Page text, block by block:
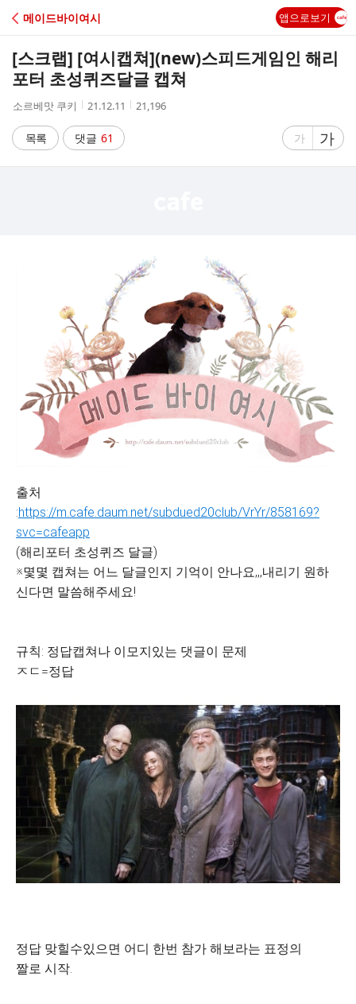
C
A
메이드바이여시 앱으로보기
[스크랩] [여시캡쳐](new)스피드게임인 해리
포터 초성퀴즈달글 캡쳐
작
자
소르베맛 쿠키
작
시
간
21.12.11
조
21,196
목록 댓글 61
글
가
글
자
가
출처
:https://m.cafe.daum.net/subdued20club/VrYr/858169?
svc=cafeapp
(해리포터 초성퀴즈 달글)
※몇몇 캡쳐는 어느 달글인지 기억이 안나요,,,내리기 원하
신다면 말씀해주세요!
규칙: 정답캡쳐나 이모지있는 댓글이 문제
ㅈㄷ=정답
정답 맞힐수있으면 어디 한번 참가 해보라는 표정의
짤로 시작.